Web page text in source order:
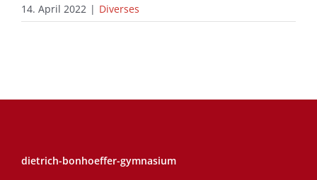
14. April 2022 | Diverses
dietrich-bonhoeffer-gymnasium